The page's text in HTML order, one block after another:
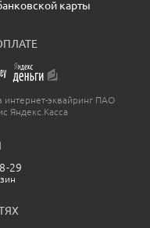
карты
эквайринг ПАО
Яндекс.Касса
29